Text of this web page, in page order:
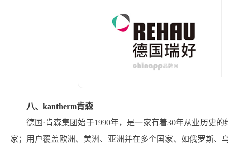
八、kantherm肯森
德国·肯森集团始于1990年，是一家有着30年从业历史
家；用户覆盖欧洲、美洲、亚洲并在多个国家、如俄罗斯、